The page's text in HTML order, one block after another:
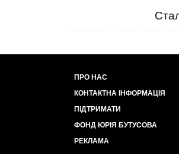
ПРО НАС
КОНТАКТНА ІНФОРМАЦІЯ
ПІДТРИМАТИ
ФОНД ЮРІЯ БУТУСОВА
РЕКЛАМА